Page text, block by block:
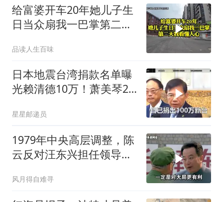
给富婆开车20年她儿子生
日当众扇我一巴掌第二天
品读人生百味
日本地震台湾捐款名单曝
光赖清德10万！萧美琴20
星星邮递员
1979年中央高层调整，陈
云反对汪东兴担任领导职
风月得自难寻